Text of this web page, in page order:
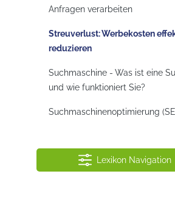
Anfragen verarbeiten
Streuverlust: Werbekosten
reduzieren
Suchmaschine - Was ist eine
und wie funktioniert Sie?
Suchmaschinenoptimierung
Lexikon Navigation